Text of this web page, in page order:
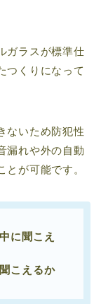
ガラスが標準仕
つくりになって
ないため防犯性
漏れや外の自動
が可能です。
に聞こえ
こえるか